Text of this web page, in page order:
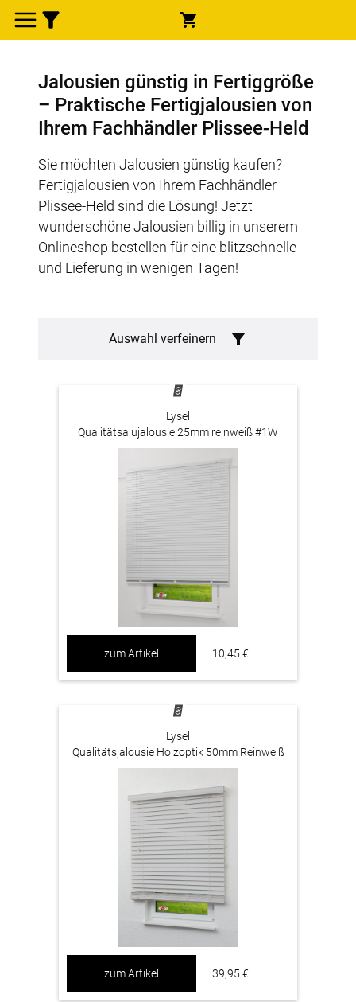
Jalousien günstig in Fertiggröße
– Praktische Fertigjalousien von
Ihrem Fachhändler Plissee-Held
Sie möchten Jalousien günstig kaufen?
Fertigjalousien von Ihrem Fachhändler
Plissee-Held sind die Lösung! Jetzt
wunderschöne Jalousien billig in unserem
Onlineshop bestellen für eine blitzschnelle
und Lieferung in wenigen Tagen!
Auswahl verfeinern
Lysel
Qualitätsalujalousie 25mm reinweiß #1W
zum Artikel 10,45 €
Lysel
Qualitätsjalousie Holzoptik 50mm Reinweiß
#1W
zum Artikel 39,95 €